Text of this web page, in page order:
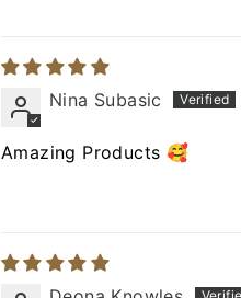
Nina Subasic
Amazing Products 🥰